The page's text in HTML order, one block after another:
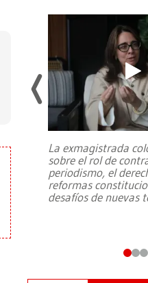
La exmagistrada
sobre el rol de
periodismo, el
reformas
desafíos de nuevas